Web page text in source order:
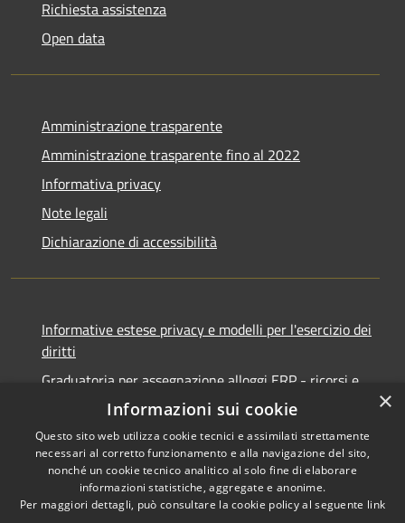
Richiesta assistenza
Open data
Amministrazione trasparente
Amministrazione trasparente fino al 2022
Informativa privacy
Note legali
Dichiarazione di accessibilità
Informative estese privacy e modelli per l'esercizio dei
diritti
Graduatoria per assegnazione alloggi ERP - ricorsi e
Accessibilità
Copyright © 2026 • Comune di
Ancona • Powered by
×
Informazioni sui cookie
Questo sito web utilizza cookie tecnici e assimilati strettamente
necessari al corretto funzionamento e alla navigazione del sito,
nonché un cookie tecnico analitico al solo fine di elaborare
informazioni statistiche, aggregate e anonime.
Per maggiori dettagli, può consultare la cookie policy al seguente link